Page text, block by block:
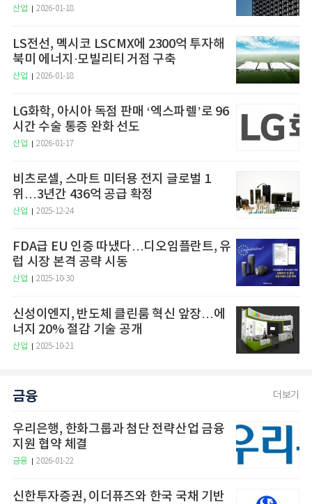
산업 2026-01-18
LS전선, 멕시코 LSCMX에 2300억 투자해
북미 에너지·모빌리티 거점 구축
산업 2026-01-18
LG화학, 아시아 독점 판매 ‘엑스파렐’로 96
시간 수술 통증 완화 선도
산업 2026-01-17
비츠로셀, 스마트 미터용 전지 글로벌 1
위…3년간 436억 공급 확정
산업 2025-12-24
FDA급 EU 인증 따냈다…디오임플란트, 유
럽 시장 본격 공략 시동
산업 2025-10-30
신성이엔지, 반도체 클린룸 혁신 앞장…에
너지 20% 절감 기술 공개
산업 2025-10-21
금융 더보기
우리은행, 한화그룹과 첨단 전략산업 금융
지원 협약 체결
금융 2026-01-22
신한투자증권, 이더퓨즈와 한국 국채 기반